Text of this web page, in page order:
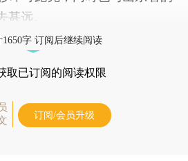
远。
字 订阅后继续阅读
取已订阅的阅读权限
订阅/会员升级